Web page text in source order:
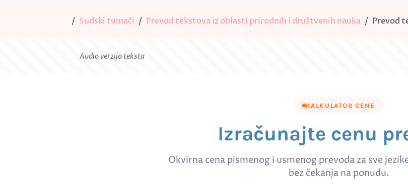
Sudski tumači Prevod tekstova iz oblasti prirodnih i društvenih nauka Prevod
Audio verzija teksta
KALKULATOR CENE
Izračunajte cenu
Okvirna cena pismenog i usmenog prevoda za sve
bez čekanja na ponudu.